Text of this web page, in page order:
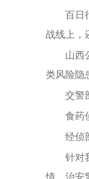
百日
战线上，
山西
类风险隐
交警
食药
经侦
针对
情、治安